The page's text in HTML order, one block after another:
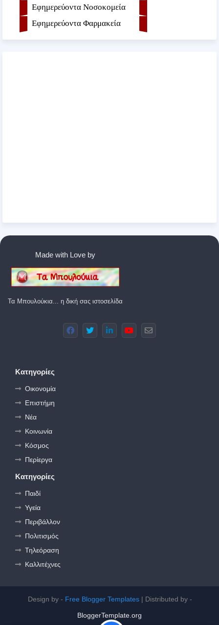
Εφημερεύοντα Νοσοκομεία
Εφημερεύοντα Φαρμακεία
Made with Love by
Τα Μπουλούκια... η δική σας ιστοσελίδα
Κατηγορίες
Οικονομία
Επιστήμη
Νέα
Κοινωνία
Κόσμος
Περίεργα
Κατηγορίες
Παιδί
Υγεία
Περιβάλλον
Πολιτισμός
Τηλεόραση
Καλλιτέχνες
Design by - Free Blogger Templates| Distributed by -
BloggerTemplate.org